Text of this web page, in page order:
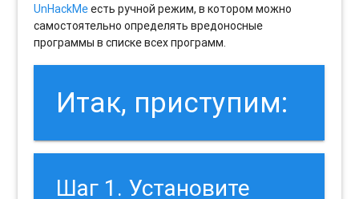
UnHackMeесть ручной режим, в котором можно
самостоятельно определять вредоносные
программы в списке всех программ.
Итак, приступим:
Шаг 1. Установите